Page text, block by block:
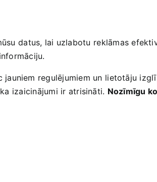
⁤datus, lai uzlabotu ⁤reklāmas
​regulējumiem un ⁣lietotāju‌
izaicinājumi‍ ir ​atrisināti.‍ Nozīmīgu